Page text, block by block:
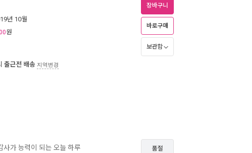
년 10월
원
출근전 배송 지역변경
장바구니
바로구매
보관함
사가 능력이 되는 오늘 하루 품절